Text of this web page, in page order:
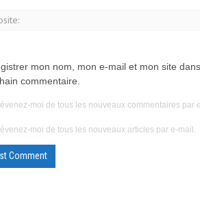
mon nom, mon e-mail et mon site
commentaire.
moi de tous les nouveaux commentaires par
moi de tous les nouveaux articles par e-mail.